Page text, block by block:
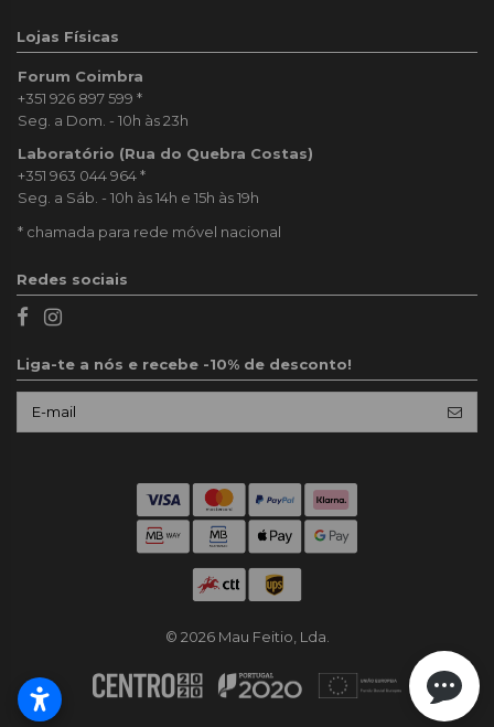
Lojas Físicas
Forum Coimbra
+351 926 897 599 *
Seg. a Dom. - 10h às 23h
Laboratório (Rua do Quebra Costas)
+351 963 044 964*
Seg. a Sáb. - 10h às 14h e 15h às 19h
* chamada para rede móvel nacional
Redes sociais
Liga-te a nós e recebe -10% de desconto!
© 2026 Mau Feitio, Lda.